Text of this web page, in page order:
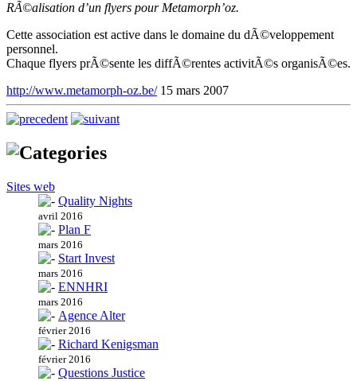
RÃ©alisation d’un flyers pour Metamorph’oz.
Cette association est active dans le domaine du dÃ©veloppement
personnel.
Chaque flyers prÃ©sente les diffÃ©rentes activitÃ©s organisÃ©es.
http://www.metamorph-oz.be/ 15 mars 2007
Sites web
Quality Nights
avril 2016
Plan F
mars 2016
Start Invest
mars 2016
ENNHRI
mars 2016
Agence Alter
février 2016
Richard Kenigsman
février 2016
Questions Justice